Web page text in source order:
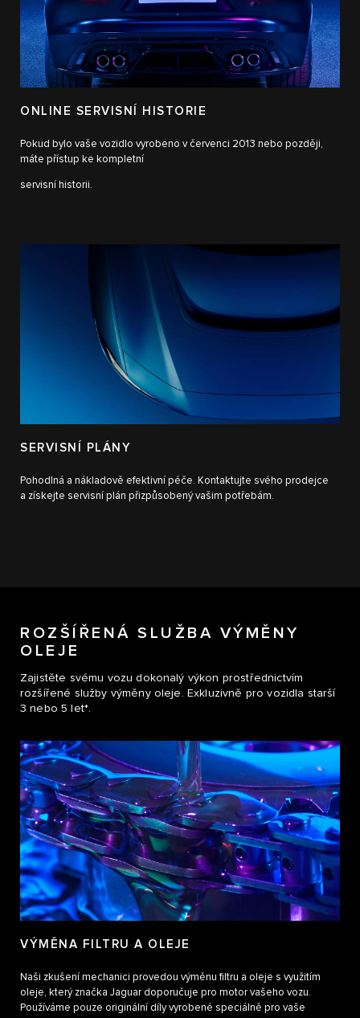
ONLINE SERVISNÍ HISTORIE
Pokud bylo vaše vozidlo vyrobeno v červenci 2013 nebo později,
máte přístup ke kompletní
servisní historii.
SERVISNÍ PLÁNY
Pohodlná a nákladově efektivní péče. Kontaktujte svého prodejce
a získejte servisní plán přizpůsobený vašim potřebám.
ROZŠÍŘENÁ SLUŽBA VÝMĚNY
OLEJE
Zajistěte svému vozu dokonalý výkon prostřednictvím
rozšířené služby výměny oleje. Exkluzivně pro vozidla starší
3 nebo 5 let*.
VÝMĚNA FILTRU A OLEJE
Naši zkušení mechanici provedou výměnu filtru a oleje s využitím
oleje, který značka Jaguar doporučuje pro motor vašeho vozu.
Používáme pouze originální díly vyrobené speciálně pro vaše